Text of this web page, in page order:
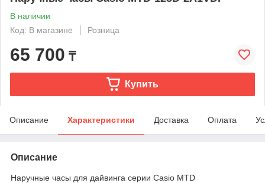
В наличии
Код: В магазине
Розница
65 700 ₸
Купить
Описание Характеристики Доставка Оплата
Описание
Наручные часы для дайвинга серии Casio MTD